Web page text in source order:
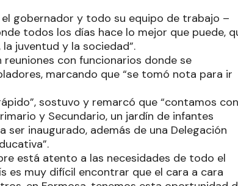
gobernador y todo su equipo de trabajo –
todos los días hace lo mejor que puede,
juventud y la sociedad”.
con funcionarios donde se
marcando que “se tomó nota para ir
sostuvo y remarcó que “contamos con
y Secundario, un jardín de infantes
inaugurado, además de una Delegación
está atento a las necesidades de todo el
muy difícil encontrar que el cara a cara